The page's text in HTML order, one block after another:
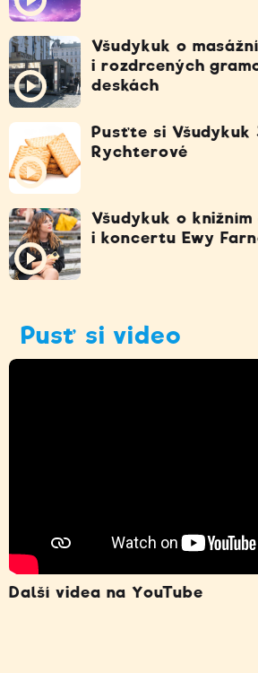
Všudykuk o
i rozdrcených
deskách
Pusťte si Všudykuk
Rychterové
Všudykuk o knižním
i koncertu Ewy
Pusť si video
Další videa na YouTube